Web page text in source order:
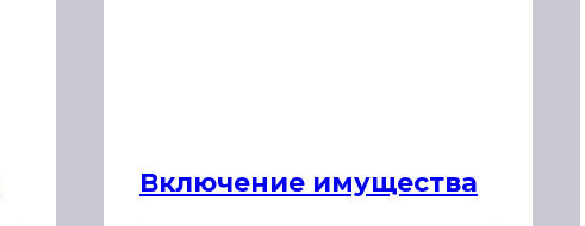
Включение имущества